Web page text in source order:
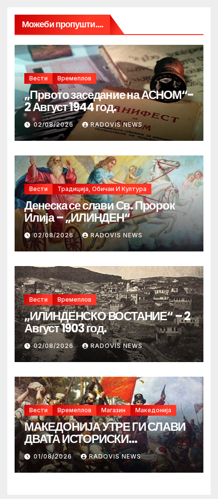
Можеби пропушти....
Вести Времеплов
„Првото заседание на АСНОМ“-
2 Август 1944 год.
02/08/2026 RADOVIS NEWS
Вести Традиција, Обичаи И Култура
Денеска се слави Св. Пророк
Илија – „ИЛИНДЕН“
02/08/2026 RADOVIS NEWS
Вести Времеплов
„ИЛИНДЕНСКО ВОСТАНИЕ“ – 2
Август 1903 год.
02/08/2026 RADOVIS NEWS
Вести Времеплов Магазин Македонија
МАКЕДОНИЈА УТРЕ ГИ СЛАВИ
ДВАТА ИСТОРИСКИ
ИЛИНДЕНА!
01/08/2026 RADOVIS NEWS